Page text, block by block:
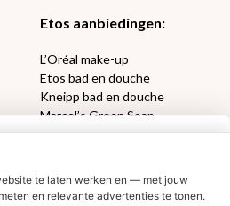
Etos aanbiedingen:
L’Oréal make-up
Etos bad en douche
Kneipp bad en douche
Marcel’s Green Soap
Oral-B
DETOXEN
te laten werken en — met jouw
en relevante advertenties te tonen.